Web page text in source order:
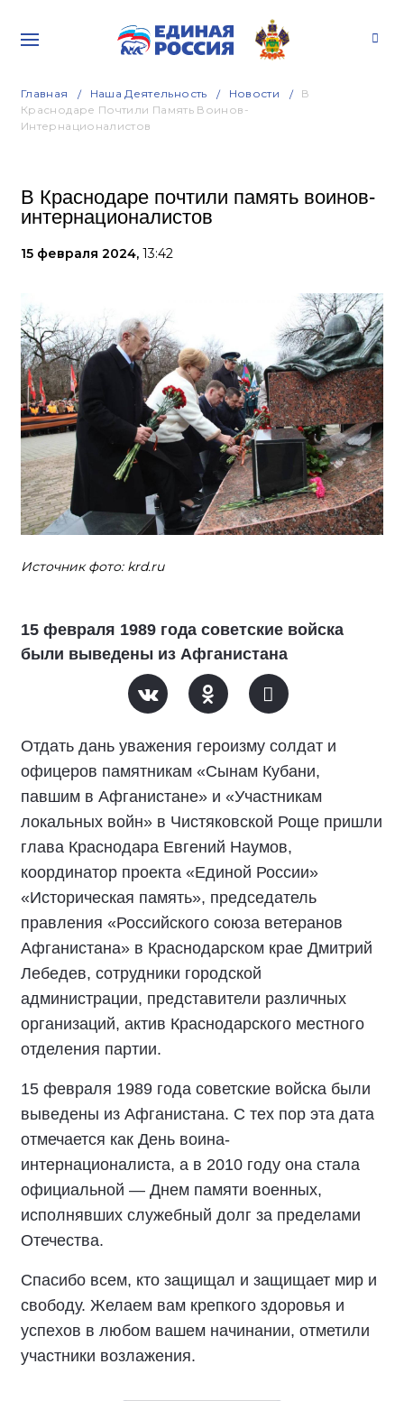
Главная Наша Деятельность Новости
В
Краснодаре Почтили Память Воинов-
Интернационалистов
В Краснодаре почтили память воинов-
интернационалистов
15 февраля 2024, 13:42
Источник фото: krd.ru
15 февраля 1989 года советские войска
были выведены из Афганистана
Отдать дань уважения героизму солдат и
офицеров памятникам «Сынам Кубани,
павшим в Афганистане» и «Участникам
локальных войн» в Чистяковской Роще пришли
глава Краснодара Евгений Наумов,
координатор проекта «Единой России»
«Историческая память», председатель
правления «Российского союза ветеранов
Афганистана» в Краснодарском крае Дмитрий
Лебедев, сотрудники городской
администрации, представители различных
организаций, актив Краснодарского местного
отделения партии.
15 февраля 1989 года советские войска были
выведены из Афганистана. С тех пор эта дата
отмечается как День воина-
интернационалиста, а в 2010 году она стала
официальной — Днем памяти военных,
исполнявших служебный долг за пределами
Отечества.
Спасибо всем, кто защищал и защищает мир и
свободу. Желаем вам крепкого здоровья и
успехов в любом вашем начинании, отметили
участники возлажения.